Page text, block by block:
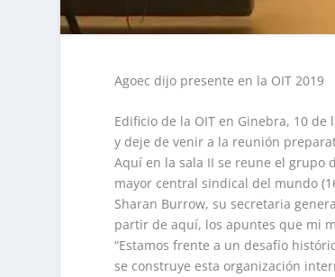
Agoec dijo presente en la OIT 2019
Edificio de la OIT en Ginebra, 10
y deje de venir a la reunión
Aquí en la sala II se reune el grupo
mayor central sindical del mundo
Sharan Burrow, su secretaria
partir de aquí, los apuntes que mi
“Estamos frente a un desafío
se construye esta organización